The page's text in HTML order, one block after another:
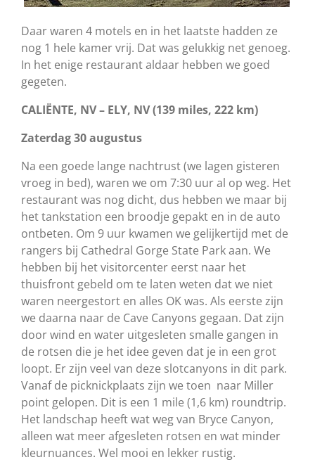
Daar waren 4 motels en in het laatste hadden ze
nog 1 hele kamer vrij. Dat was gelukkig net genoeg.
In het enige restaurant aldaar hebben we goed
gegeten.
CALIËNTE, NV – ELY, NV (139 miles, 222 km)
Zaterdag 30 augustus
Na een goede lange nachtrust (we lagen gisteren
vroeg in bed), waren we om 7:30 uur al op weg. Het
restaurant was nog dicht, dus hebben we maar bij
het tankstation een broodje gepakt en in de auto
ontbeten. Om 9 uur kwamen we gelijkertijd met de
rangers bij Cathedral Gorge State Park aan. We
hebben bij het visitorcenter eerst naar het
thuisfront gebeld om te laten weten dat we niet
waren neergestort en alles OK was. Als eerste zijn
we daarna naar de Cave Canyons gegaan. Dat zijn
door wind en water uitgesleten smalle gangen in
de rotsen die je het idee geven dat je in een grot
loopt. Er zijn veel van deze slotcanyons in dit park.
Vanaf de picknickplaats zijn we toen naar Miller
point gelopen. Dit is een 1 mile (1,6 km) roundtrip.
Het landschap heeft wat weg van Bryce Canyon,
alleen wat meer afgesleten rotsen en wat minder
kleurnuances. Wel mooi en lekker rustig.